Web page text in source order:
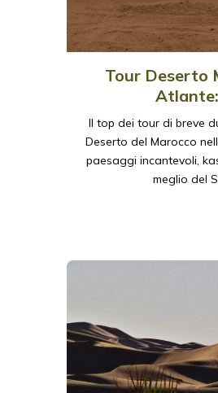
Tour Deserto
Il top dei tour di breve
Deserto del Marocco
paesaggi incantevoli,
meglio del